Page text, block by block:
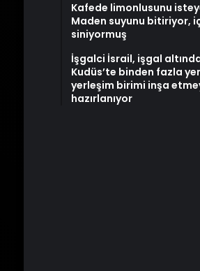
Kafede limonlusunu
Maden suyunu bitiriyor,
siniyormuş
İşgalci İsrail, işgal
Kudüs’te binden fazla
yerleşim birimi inşa
hazırlanıyor